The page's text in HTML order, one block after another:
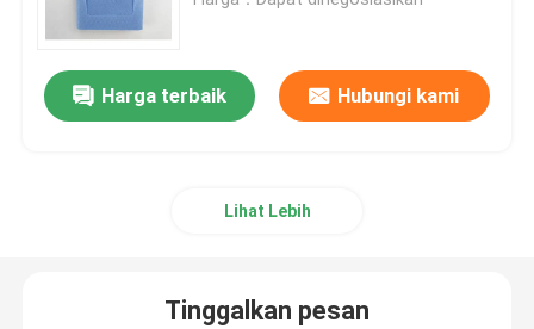
Paket Bedah sekali pakai
Harga terbaik Hubungi kami
Lihat Lebih
Tinggalkan pesan